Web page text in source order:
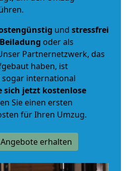
und stressfrei
Beiladung oder als
Partnernetzwerk, das
haben, ist
international
sich jetzt kostenlose
Sie einen ersten
für Ihren Umzug.
erhalten